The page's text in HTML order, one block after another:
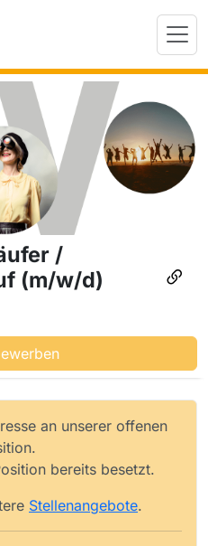
/
(m/w/d)
an unserer offenen
bereits besetzt.
Stellenangebote.